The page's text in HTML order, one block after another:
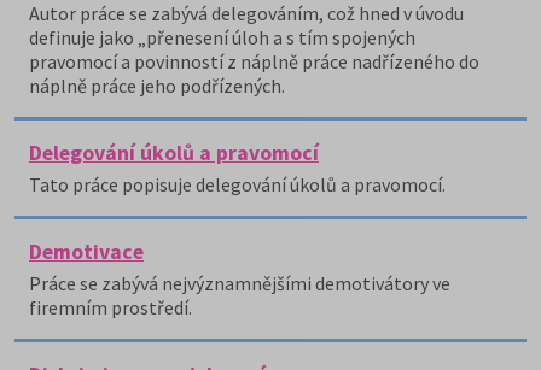
Autor práce se zabývá delegováním, což hned v úvodu
definuje jako „přenesení úloh a s tím spojených
pravomocí a povinností z náplně práce nadřízeného do
náplně práce jeho podřízených.
Delegování úkolů a pravomocí
Tato práce popisuje delegování úkolů a pravomocí.
Demotivace
Práce se zabývá nejvýznamnějšími demotivátory ve
firemním prostředí.